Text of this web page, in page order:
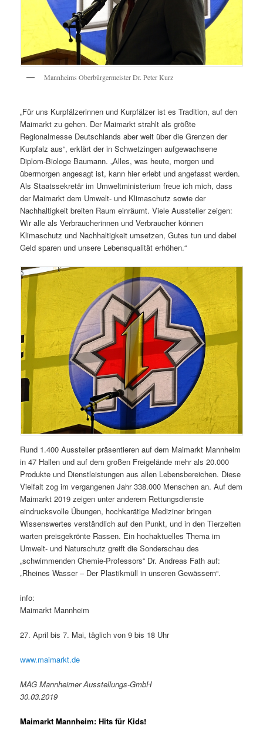
Mannheims Oberbürgermeister Dr. Peter Kurz
„Für uns Kurpfälzerinnen und Kurpfälzer ist es Tradition, auf den
Maimarkt zu gehen. Der Maimarkt strahlt als größte
Regionalmesse Deutschlands aber weit über die Grenzen der
Kurpfalz aus“, erklärt der in Schwetzingen aufgewachsene
Diplom-Biologe Baumann. „Alles, was heute, morgen und
übermorgen angesagt ist, kann hier erlebt und angefasst werden.
Als Staatssekretär im Umweltministerium freue ich mich, dass
der Maimarkt dem Umwelt- und Klimaschutz sowie der
Nachhaltigkeit breiten Raum einräumt. Viele Aussteller zeigen:
Wir alle als Verbraucherinnen und Verbraucher können
Klimaschutz und Nachhaltigkeit umsetzen, Gutes tun und dabei
Geld sparen und unsere Lebensqualität erhöhen.“
Rund 1.400 Aussteller präsentieren auf dem Maimarkt Mannheim
in 47 Hallen und auf dem großen Freigelände mehr als 20.000
Produkte und Dienstleistungen aus allen Lebensbereichen. Diese
Vielfalt zog im vergangenen Jahr 338.000 Menschen an. Auf dem
Maimarkt 2019 zeigen unter anderem Rettungsdienste
eindrucksvolle Übungen, hochkarätige Mediziner bringen
Wissenswertes verständlich auf den Punkt, und in den Tierzelten
warten preisgekrönte Rassen. Ein hochaktuelles Thema im
Umwelt- und Naturschutz greift die Sonderschau des
„schwimmenden Chemie-Professors“ Dr. Andreas Fath auf:
„Rheines Wasser – Der Plastikmüll in unseren Gewässern“.
info:
Maimarkt Mannheim
27. April bis 7. Mai, täglich von 9 bis 18 Uhr
www.maimarkt.de
MAG Mannheimer Ausstellungs-GmbH
30.03.2019
Maimarkt Mannheim: Hits für Kids!